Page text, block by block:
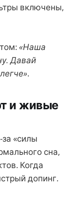
включены,
«Наша
Давай
.
и живые
«силы
сна,
Когда
допинг.